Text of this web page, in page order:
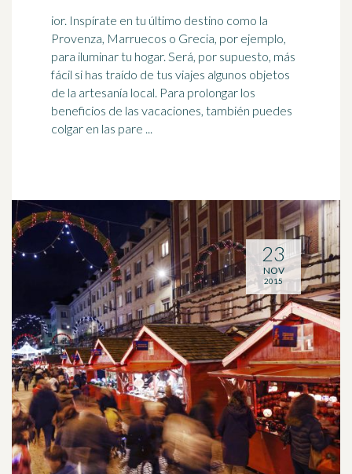
ior. Inspírate en tu último destino como la
Provenza, Marruecos o Grecia, por ejemplo,
para iluminar tu hogar. Será, por supuesto, más
fácil si has traído de tus viajes algunos objetos
de la artesanía local. Para prolongar los
beneficios de las vacaciones, también puedes
colgar en las pare ...
23
NOV
2015